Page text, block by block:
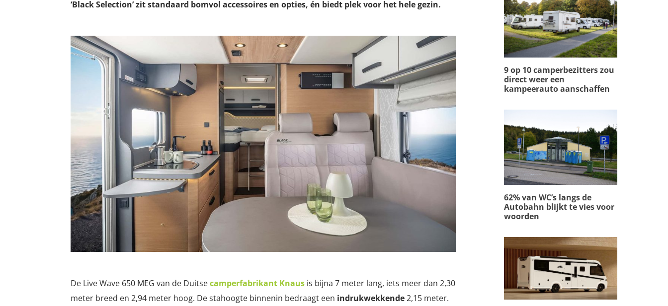
‘Black Selection’ zit standaard bomvol accessoires en opties, én biedt plek voor het hele gezin.
De Live Wave 650 MEG van de Duitsecamperfabrikant Knaus is bijna 7 meter lang, iets meer dan 2,30
meter breed en 2,94 meter hoog. De stahoogte binnenin bedraagt een indrukwekkende2,15 meter.
9 op 10 camperbezitters zou
direct weer een
kampeerauto aanschaffen
62% van WC’s langs de
Autobahn blijkt te vies voor
woorden